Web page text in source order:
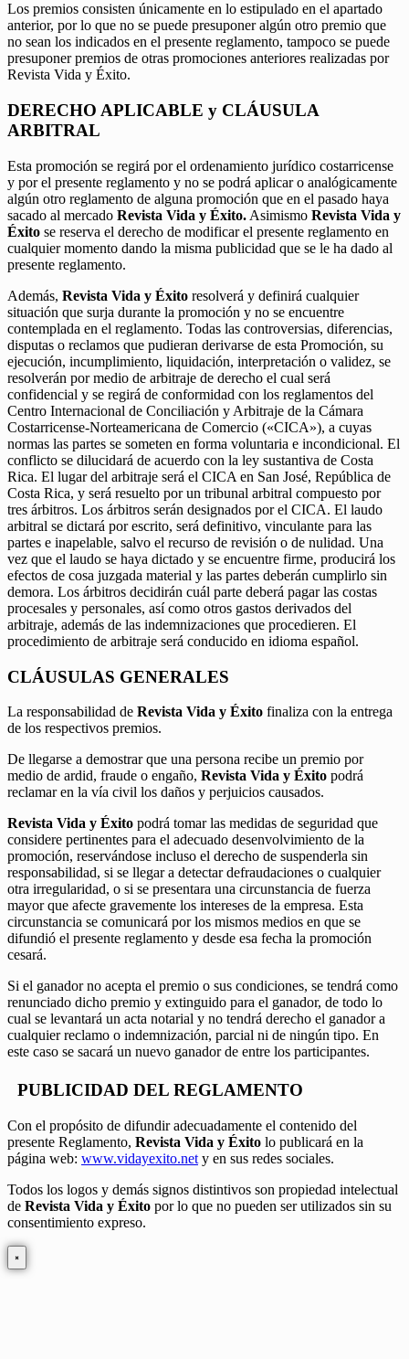
Los premios consisten únicamente en lo estipulado en el apartado
anterior, por lo que no se puede presuponer algún otro premio que
no sean los indicados en el presente reglamento, tampoco se puede
presuponer premios de otras promociones anteriores realizadas por
Revista Vida y Éxito.
DERECHO APLICABLE y CLÁUSULA
ARBITRAL
Esta promoción se regirá por el ordenamiento jurídico costarricense
y por el presente reglamento y no se podrá aplicar o analógicamente
algún otro reglamento de alguna promoción que en el pasado haya
sacado al mercado Revista Vida y Éxito. Asimismo Revista Vida y
Éxito se reserva el derecho de modificar el presente reglamento en
cualquier momento dando la misma publicidad que se le ha dado al
presente reglamento.
Además, Revista Vida y Éxito resolverá y definirá cualquier
situación que surja durante la promoción y no se encuentre
contemplada en el reglamento. Todas las controversias, diferencias,
disputas o reclamos que pudieran derivarse de esta Promoción, su
ejecución, incumplimiento, liquidación, interpretación o validez, se
resolverán por medio de arbitraje de derecho el cual será
confidencial y se regirá de conformidad con los reglamentos del
Centro Internacional de Conciliación y Arbitraje de la Cámara
Costarricense-Norteamericana de Comercio («CICA»), a cuyas
normas las partes se someten en forma voluntaria e incondicional. El
conflicto se dilucidará de acuerdo con la ley sustantiva de Costa
Rica. El lugar del arbitraje será el CICA en San José, República de
Costa Rica, y será resuelto por un tribunal arbitral compuesto por
tres árbitros. Los árbitros serán designados por el CICA. El laudo
arbitral se dictará por escrito, será definitivo, vinculante para las
partes e inapelable, salvo el recurso de revisión o de nulidad. Una
vez que el laudo se haya dictado y se encuentre firme, producirá los
efectos de cosa juzgada material y las partes deberán cumplirlo sin
demora. Los árbitros decidirán cuál parte deberá pagar las costas
procesales y personales, así como otros gastos derivados del
arbitraje, además de las indemnizaciones que procedieren. El
procedimiento de arbitraje será conducido en idioma español.
CLÁUSULAS GENERALES
La responsabilidad de Revista Vida y Éxito finaliza con la entrega
de los respectivos premios.
De llegarse a demostrar que una persona recibe un premio por
medio de ardid, fraude o engaño, Revista Vida y Éxito podrá
reclamar en la vía civil los daños y perjuicios causados.
Revista Vida y Éxito podrá tomar las medidas de seguridad que
considere pertinentes para el adecuado desenvolvimiento de la
promoción, reservándose incluso el derecho de suspenderla sin
responsabilidad, si se llegar a detectar defraudaciones o cualquier
otra irregularidad, o si se presentara una circunstancia de fuerza
mayor que afecte gravemente los intereses de la empresa. Esta
circunstancia se comunicará por los mismos medios en que se
difundió el presente reglamento y desde esa fecha la promoción
cesará.
Si el ganador no acepta el premio o sus condiciones, se tendrá como
renunciado dicho premio y extinguido para el ganador, de todo lo
cual se levantará un acta notarial y no tendrá derecho el ganador a
cualquier reclamo o indemnización, parcial ni de ningún tipo. En
este caso se sacará un nuevo ganador de entre los participantes.
PUBLICIDAD DEL REGLAMENTO
Con el propósito de difundir adecuadamente el contenido del
presente Reglamento, Revista Vida y Éxito lo publicará en la
página web: www.vidayexito.net y en sus redes sociales.
Todos los logos y demás signos distintivos son propiedad intelectual
de Revista Vida y Éxito por lo que no pueden ser utilizados sin su
consentimiento expreso.
×